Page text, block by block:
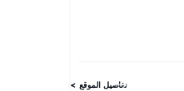
تفاصيل الموقع